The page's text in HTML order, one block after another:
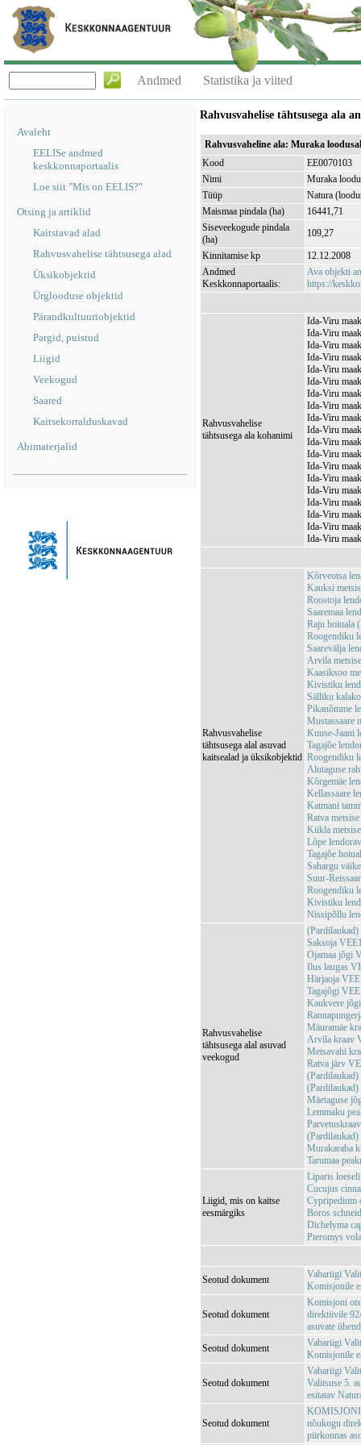
Andmed Statistika ja viited
Avaleht
EELISe andmed
keskkonnaportaalis
Loe siit "Mis on EELIS?"
Otsing ja artiklid
Kaitstavad alad
Rahvusvahelise tähtsusega alad
Üksikobjektid
Ürglooduse objektid
Pärandkultuuriobjektid
Pargid, puistud
Liigid
Veekogud
Saared
Kaitsekorralduskavad
Abimaterjalid
Rahvusvahelise tähtsusega ala
Rahvusvaheline ala: Muraka
Kood
EE0070103
Nimi
Muraka
Tüüp
Natura
Maismaa pindala (ha)
16441,71
Siseveekogude pindala
(ha)
109,27
Kinnitamise kp
12.12.2008
Andmed
Keskkonnaportaalis:
Ava objekti
https://
Rahvusvahelise
tähtsusega ala kohanimi
Ida-Viru
Ida-Viru
Ida-Viru
Ida-Viru
Ida-Viru
Ida-Viru
Ida-Viru
Ida-Viru
Ida-Viru
Ida-Viru
Ida-Viru
Ida-Viru
Ida-Viru
Ida-Viru
Ida-Viru
Ida-Viru
Ida-Viru
Ida-Viru
Ida-Viru
Rahvusvahelise
tähtsusega alal asuvad
kaitsealad ja üksikobjektid
Kõrveotsa
Kauksi
Roostoja
Saaremaa
Raju hoiuala
Roogendiku
Saarevälja
Arvila
Kaasiksoo
Kivistiku
Sälliku
Pikanõmme
Mustassaare
Kuuse-Jaani
Tagajõe
Roogendiku
Alutaguse
Kõrgemäe
Kellassaare
Katmani
Ratva
Kiikla
Lõpe
Tagajõe
Sahargu
Suur-
Roogendiku
Kivistiku
Nissipõllu
Rahvusvahelise
tähtsusega alal asuvad
veekogud
Saksoja
Ojamaa jõgi
Ilus laugas
Härjaoja
Tagajõgi
Kaukvere
Mäuramäe
Arvila kraav
Metsavahi
Ratva järv
Mäetaguse
Lemmaku
Murakaraba
Tarumaa
Liigid, mis on kaitse
eesmärgiks
Liparis
Cucujus
Cypripedium
Boros
Dichelyma
Pteromys
Seotud dokument
Vabariigi
Komisjonile
Seotud dokument
Komisjoni
direktiivile
asuvate
Seotud dokument
Vabariigi
Komisjonile
Seotud dokument
Vabariigi
Valitsuse 5.
esitatav
Seotud dokument
KOMISJONI
nõukogu
piirkonnas